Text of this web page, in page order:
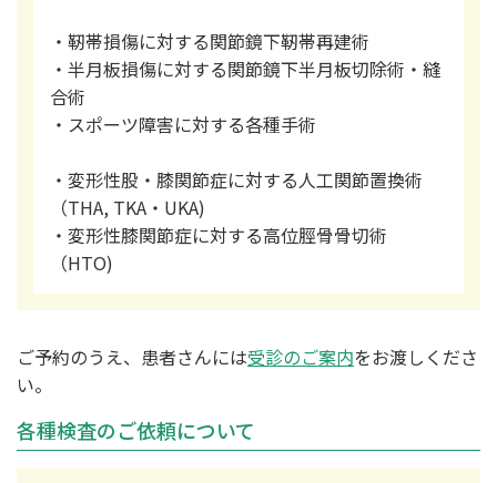
・靭帯損傷に対する関節鏡下靭帯再建術
・半月板損傷に対する関節鏡下半月板切除術・縫
合術
・スポーツ障害に対する各種手術
・変形性股・膝関節症に対する人工関節置換術
（THA, TKA・UKA)
・変形性膝関節症に対する高位脛骨骨切術
（HTO)
ご予約のうえ、患者さんには受診のご案内をお渡しくださ
い。
各種検査のご依頼について